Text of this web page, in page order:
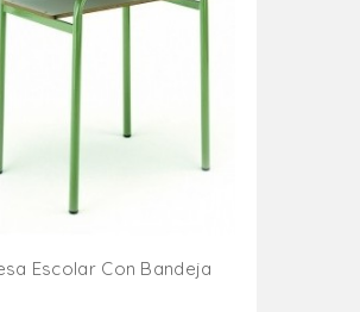
Escolar Con Bandeja